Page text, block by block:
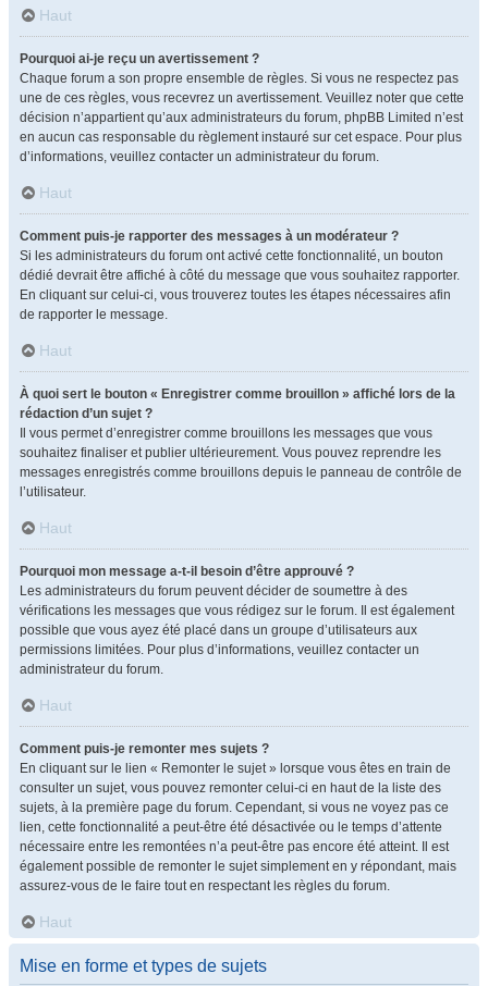
Haut
Pourquoi ai-je reçu un avertissement ?
Chaque forum a son propre ensemble de règles. Si vous ne respectez pas
une de ces règles, vous recevrez un avertissement. Veuillez noter que cette
décision n’appartient qu’aux administrateurs du forum, phpBB Limited n’est
en aucun cas responsable du règlement instauré sur cet espace. Pour plus
d’informations, veuillez contacter un administrateur du forum.
Haut
Comment puis-je rapporter des messages à un modérateur ?
Si les administrateurs du forum ont activé cette fonctionnalité, un bouton
dédié devrait être affiché à côté du message que vous souhaitez rapporter.
En cliquant sur celui-ci, vous trouverez toutes les étapes nécessaires afin
de rapporter le message.
Haut
À quoi sert le bouton « Enregistrer comme brouillon » affiché lors de la
rédaction d’un sujet ?
Il vous permet d’enregistrer comme brouillons les messages que vous
souhaitez finaliser et publier ultérieurement. Vous pouvez reprendre les
messages enregistrés comme brouillons depuis le panneau de contrôle de
l’utilisateur.
Haut
Pourquoi mon message a-t-il besoin d’être approuvé ?
Les administrateurs du forum peuvent décider de soumettre à des
vérifications les messages que vous rédigez sur le forum. Il est également
possible que vous ayez été placé dans un groupe d’utilisateurs aux
permissions limitées. Pour plus d’informations, veuillez contacter un
administrateur du forum.
Haut
Comment puis-je remonter mes sujets ?
En cliquant sur le lien « Remonter le sujet » lorsque vous êtes en train de
consulter un sujet, vous pouvez remonter celui-ci en haut de la liste des
sujets, à la première page du forum. Cependant, si vous ne voyez pas ce
lien, cette fonctionnalité a peut-être été désactivée ou le temps d’attente
nécessaire entre les remontées n’a peut-être pas encore été atteint. Il est
également possible de remonter le sujet simplement en y répondant, mais
assurez-vous de le faire tout en respectant les règles du forum.
Haut
Mise en forme et types de sujets